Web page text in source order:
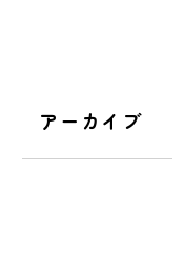
アーカイブ